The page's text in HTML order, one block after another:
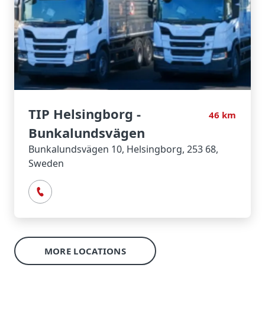
46 km
TIP Helsingborg -
Bunkalundsvägen
Bunkalundsvägen 10, Helsingborg, 253 68,
Sweden
MORE LOCATIONS